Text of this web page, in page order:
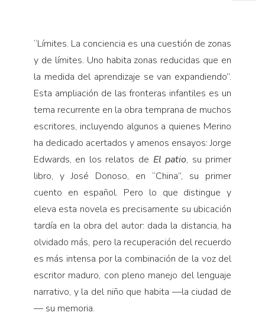
“Límites. La conciencia es una cuestión de zonas
y de límites. Uno habita zonas reducidas que en
la medida del aprendizaje se van expandiendo”.
Esta ampliación de las fronteras infantiles es un
tema recurrente en la obra temprana de muchos
escritores, incluyendo algunos a quienes Merino
ha dedicado acertados y amenos ensayos: Jorge
Edwards, en los relatos de El patio, su primer
libro, y José Donoso, en “China”, su primer
cuento en español. Pero lo que distingue y
eleva esta novela es precisamente su ubicación
tardía en la obra del autor: dada la distancia, ha
olvidado más, pero la recuperación del recuerdo
es más intensa por la combinación de la voz del
escritor maduro, con pleno manejo del lenguaje
narrativo, y la del niño que habita —la ciudad de
— su memoria.